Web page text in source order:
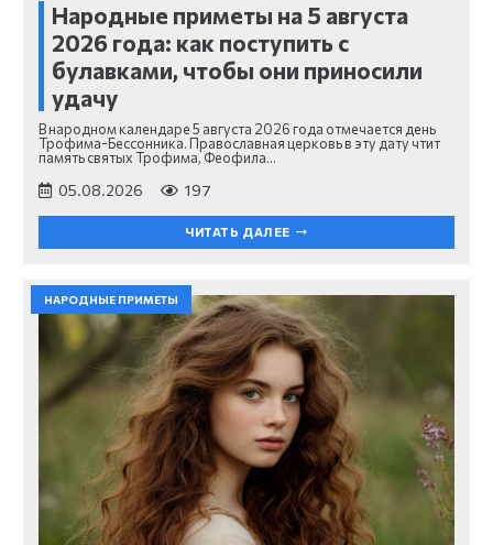
Народные приметы на 5 августа
2026 года: как поступить с
булавками, чтобы они приносили
удачу
В народном календаре 5 августа 2026 года отмечается день
Трофима-Бессонника. Православная церковь в эту дату чтит
память святых Трофима, Феофила…
05.08.2026 197
ЧИТАТЬ ДАЛЕЕ
НАРОДНЫЕ ПРИМЕТЫ